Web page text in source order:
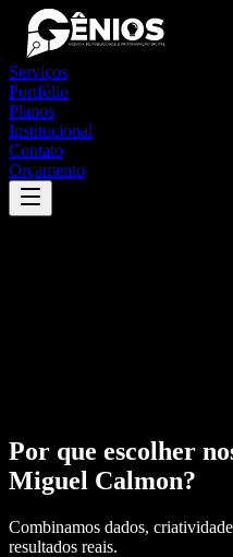
Serviços
Portfólio
Planos
Institucional
Contato
Orçamento
Por que escolher
Miguel Calmon?
Combinamos dados,
resultados reais.